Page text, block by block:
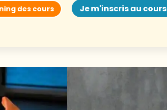
des cours Je m'inscris au cours